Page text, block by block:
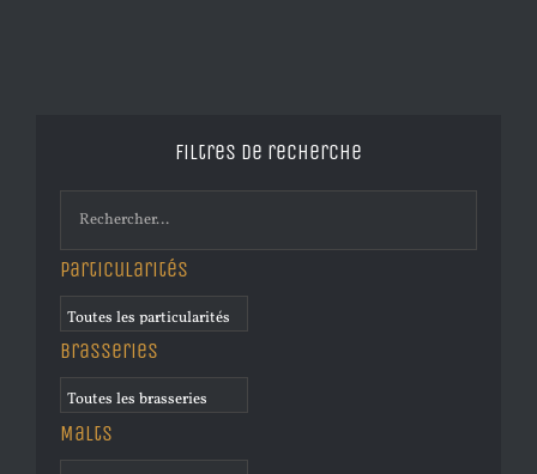
Filtres de recherche
Particularités
Brasseries
Malts